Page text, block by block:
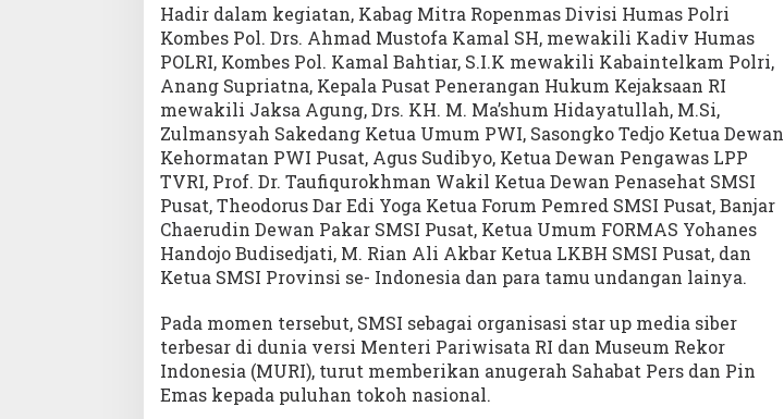
Hadir dalam kegiatan, Kabag Mitra Ropenmas Divisi Humas Polri
Kombes Pol. Drs. Ahmad Mustofa Kamal SH, mewakili Kadiv Humas
POLRI, Kombes Pol. Kamal Bahtiar, S.I.K mewakili Kabaintelkam Polri,
Anang Supriatna, Kepala Pusat Penerangan Hukum Kejaksaan RI
mewakili Jaksa Agung, Drs. KH. M. Ma’shum Hidayatullah, M.Si,
Zulmansyah Sakedang Ketua Umum PWI, Sasongko Tedjo Ketua Dewan
Kehormatan PWI Pusat, Agus Sudibyo, Ketua Dewan Pengawas LPP
TVRI, Prof. Dr. Taufiqurokhman Wakil Ketua Dewan Penasehat SMSI
Pusat, Theodorus Dar Edi Yoga Ketua Forum Pemred SMSI Pusat, Banjar
Chaerudin Dewan Pakar SMSI Pusat, Ketua Umum FORMAS Yohanes
Handojo Budisedjati, M. Rian Ali Akbar Ketua LKBH SMSI Pusat, dan
Ketua SMSI Provinsi se- Indonesia dan para tamu undangan lainya.
Pada momen tersebut, SMSI sebagai organisasi star up media siber
terbesar di dunia versi Menteri Pariwisata RI dan Museum Rekor
Indonesia (MURI), turut memberikan anugerah Sahabat Pers dan Pin
Emas kepada puluhan tokoh nasional.